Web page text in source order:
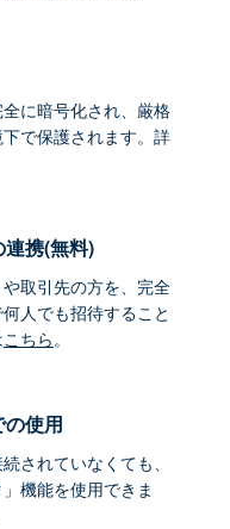
に暗号化され、厳格
で保護されます。詳
連携(無料)
取引先の方を、完全
人でも招待すること
こちら。
の使用
されていなくても、
機能を使用できま